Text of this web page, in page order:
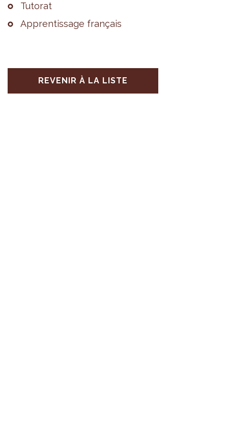
Tuto­rat
Appren­tis­sage fran­çais
REVENIR À LA LISTE